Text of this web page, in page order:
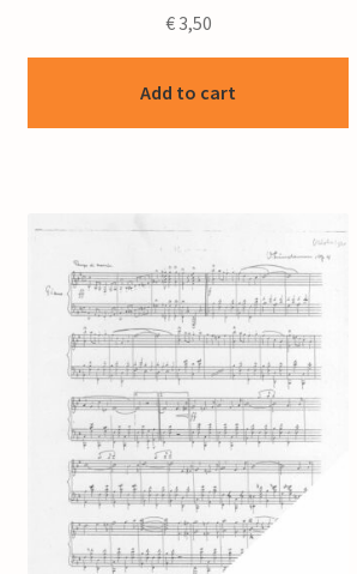
€3,50
Add to cart